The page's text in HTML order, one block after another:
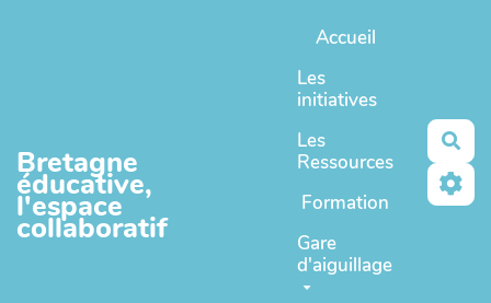
Bretagne
éducative,
l'espace
collaboratif
Accueil
Les
initiatives
Les
Ressources
Formation
Gare
d'aiguillage